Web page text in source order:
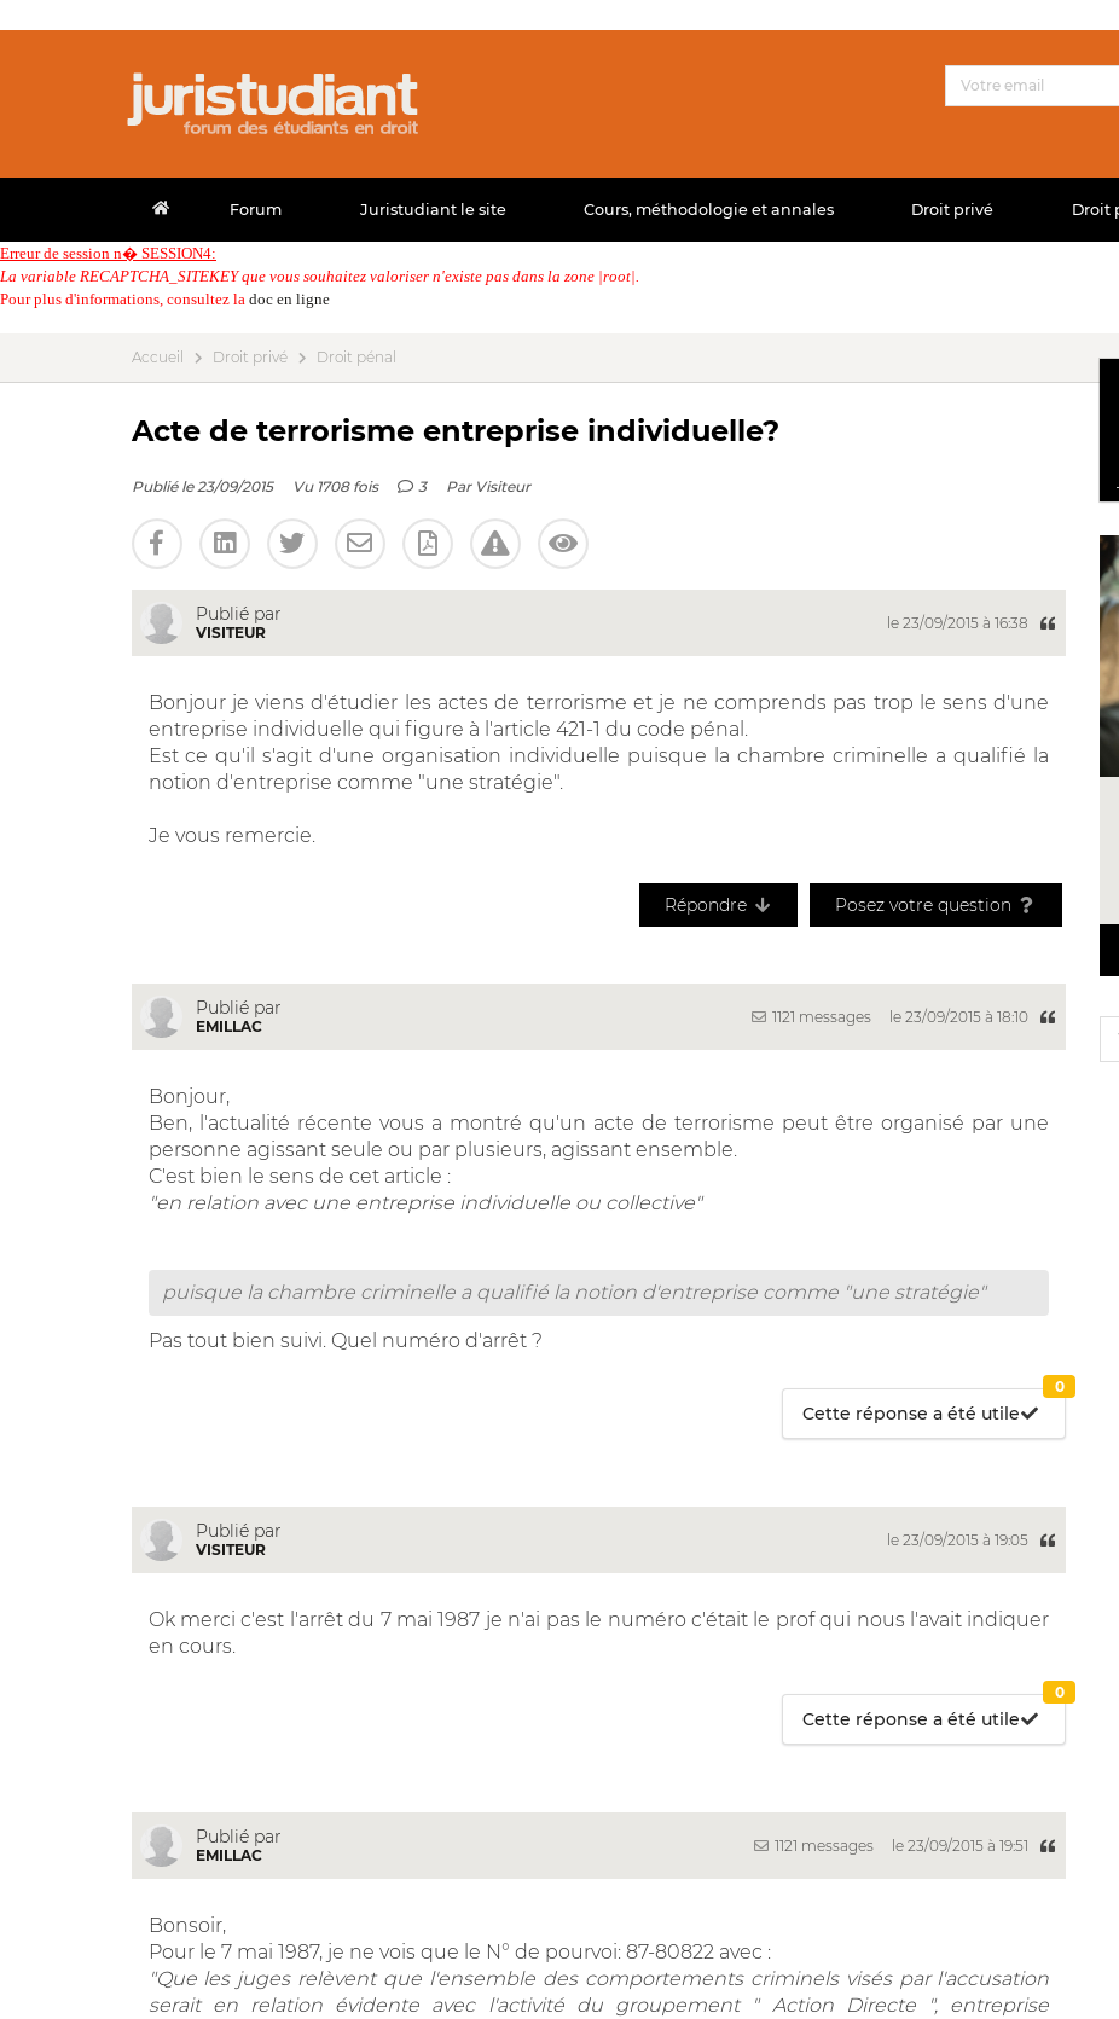
Forum Juristudiant le site Cours, méthodologie et annales Droit privé Droit
Erreur de session n� SESSION4:
La variable RECAPTCHA_SITEKEY que vous souhaitez valoriser n'existe pas dans la zone |root|.
Pour plus d'informations, consultez la doc en ligne
Accueil Droit privé Droit pénal
Acte de terrorisme entreprise individuelle?
Publié le 23/09/2015 Vu 1708 fois 3 Par Visiteur
Publié par
VISITEUR
le 23/09/2015 à 16:38
Bonjour je viens d'étudier les actes de terrorisme et je ne comprends pas trop le sens d'une
entreprise individuelle qui figure à l'article 421-1 du code pénal.
Est ce qu'il s'agit d'une organisation individuelle puisque la chambre criminelle a qualifié la
notion d'entreprise comme "une stratégie".
Je vous remercie.
Répondre Posez votre question
Publié par
EMILLAC
1121 messages le 23/09/2015 à 18:10
Bonjour,
Ben, l'actualité récente vous a montré qu'un acte de terrorisme peut être organisé par une
personne agissant seule ou par plusieurs, agissant ensemble.
C'est bien le sens de cet article :
"en relation avec une entreprise individuelle ou collective"
puisque la chambre criminelle a qualifié la notion d'entreprise comme "une stratégie"
Pas tout bien suivi. Quel numéro d'arrêt ?
Cette réponse a été utile
0
Publié par
VISITEUR
le 23/09/2015 à 19:05
Ok merci c'est l'arrêt du 7 mai 1987 je n'ai pas le numéro c'était le prof qui nous l'avait indiquer
en cours.
Cette réponse a été utile
0
Publié par
EMILLAC
1121 messages le 23/09/2015 à 19:51
Bonsoir,
Pour le 7 mai 1987, je ne vois que le N° de pourvoi: 87-80822 avec :
"Que les juges relèvent que l'ensemble des comportements criminels visés par l'accusation
serait en relation évidente avec l'activité du groupement " Action Directe ", entreprise